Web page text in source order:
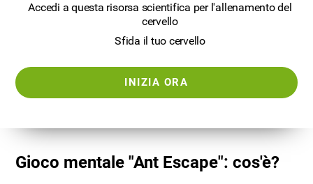
Accedi a questa risorsa scientifica per l'allenamento del
cervello
Sfida il tuo cervello
INIZIA ORA
Gioco mentale "Ant Escape": cos'è?